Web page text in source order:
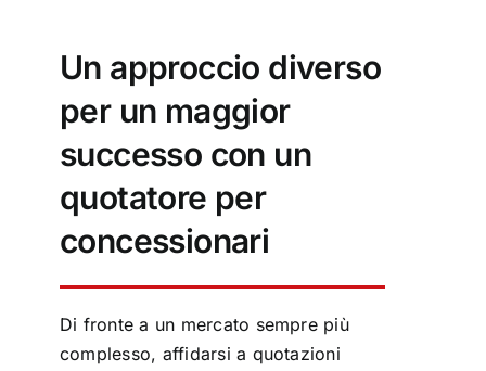
Un approccio diverso
per un maggior
successo con un
quotatore per
concessionari
Di fronte a un mercato sempre più
complesso, affidarsi a quotazioni